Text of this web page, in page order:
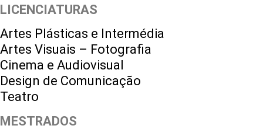
LICENCIATURAS
Artes Plásticas e Intermédia
Artes Visuais – Fotografia
Cinema e Audiovisual
Design de Comunicação
Teatro
MESTRADOS